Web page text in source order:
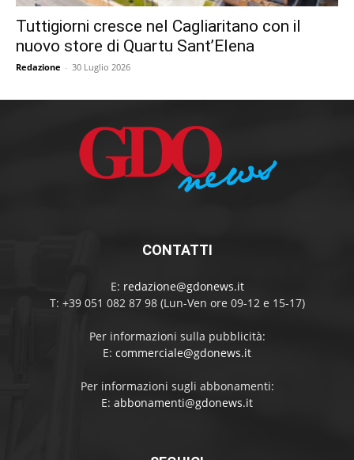
Tuttigiorni cresce nel Cagliaritano con il
nuovo store di Quartu Sant’Elena
Redazione - 30 Luglio 2026
CONTATTI
E: redazione@gdonews.it
T: +39 051 082 87 98 (Lun-Ven ore 09-12 e 15-17)
Per informazioni sulla pubblicità:
E: commerciale@gdonews.it
Per informazioni sugli abbonamenti:
E: abbonamenti@gdonews.it